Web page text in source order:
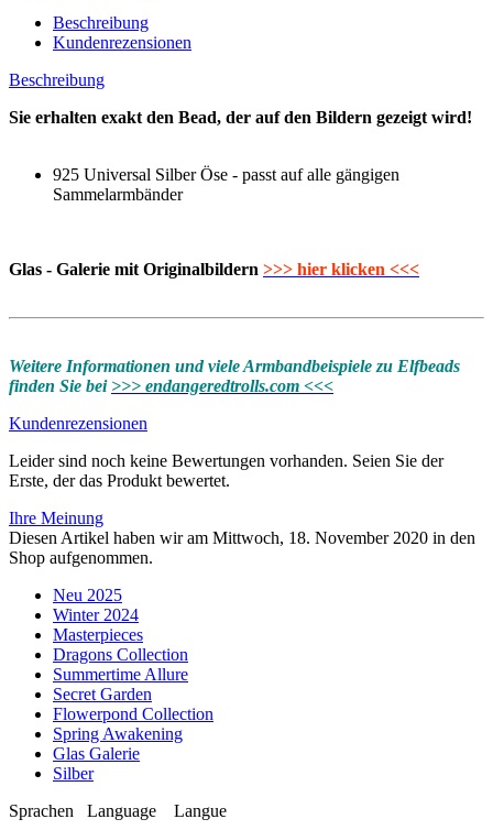
Beschreibung
Kundenrezensionen
Beschreibung
Sie erhalten exakt den Bead, der auf den Bildern gezeigt wird!
925 Universal Silber Öse - passt auf alle gängigen
Sammelarmbänder
Glas - Galerie mit Originalbildern >>> hier klicken <<<
Weitere Informationen und viele Armbandbeispiele zu Elfbeads
finden Sie bei >>> endangeredtrolls.com <<<
Kundenrezensionen
Leider sind noch keine Bewertungen vorhanden. Seien Sie der
Erste, der das Produkt bewertet.
Ihre Meinung
Diesen Artikel haben wir am Mittwoch, 18. November 2020 in den
Shop aufgenommen.
Neu 2025
Winter 2024
Masterpieces
Dragons Collection
Summertime Allure
Secret Garden
Flowerpond Collection
Spring Awakening
Glas Galerie
Silber
Sprachen
Language Langue